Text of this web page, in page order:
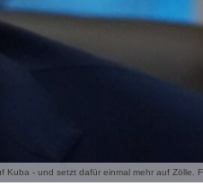
Kuba - und setzt dafür einmal mehr auf Zölle.